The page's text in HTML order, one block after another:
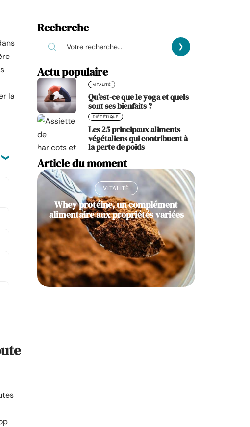
la
Recherche
Actu populaire
VITALITÉ
Qu’est-ce que le yoga et quels
sont ses bienfaits ?
DIÉTÉTIQUE
Les 25 principaux aliments
végétaliens qui contribuent à
la perte de poids
Article du moment
VITALITÉ
Whey protéine, un complément
alimentaire aux propriétés variées